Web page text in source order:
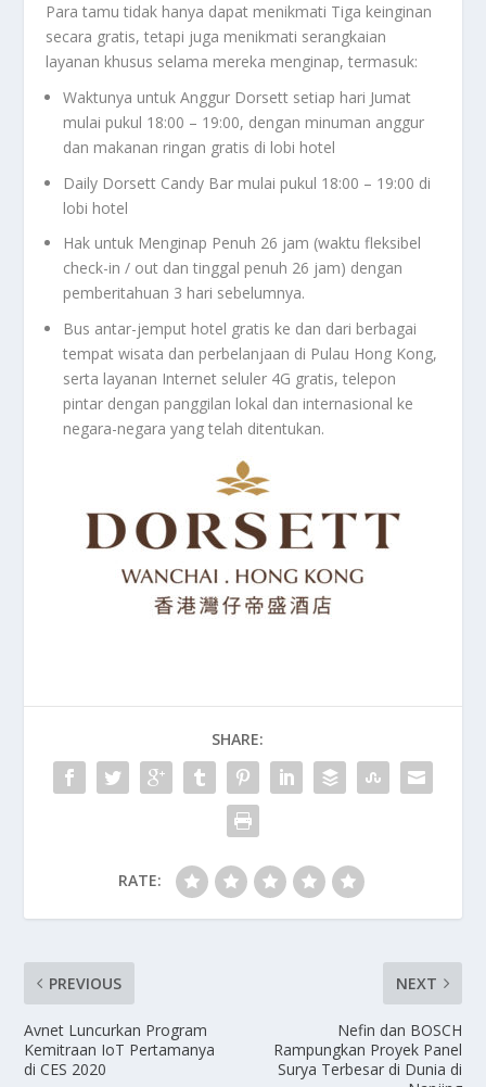
Para tamu tidak hanya dapat menikmati Tiga keinginan
secara gratis, tetapi juga menikmati serangkaian
layanan khusus selama mereka menginap, termasuk:
Waktunya untuk Anggur Dorsett setiap hari Jumat
mulai pukul 18:00 – 19:00, dengan minuman anggur
dan makanan ringan gratis di lobi hotel
Daily Dorsett Candy Bar mulai pukul 18:00 – 19:00 di
lobi hotel
Hak untuk Menginap Penuh 26 jam (waktu fleksibel
check-in / out dan tinggal penuh 26 jam) dengan
pemberitahuan 3 hari sebelumnya.
Bus antar-jemput hotel gratis ke dan dari berbagai
tempat wisata dan perbelanjaan di Pulau Hong Kong,
serta layanan Internet seluler 4G gratis, telepon
pintar dengan panggilan lokal dan internasional ke
negara-negara yang telah ditentukan.
SHARE:
RATE:
PREVIOUS
Avnet Luncurkan Program
Kemitraan IoT Pertamanya
di CES 2020
NEXT
Nefin dan BOSCH
Rampungkan Proyek Panel
Surya Terbesar di Dunia di